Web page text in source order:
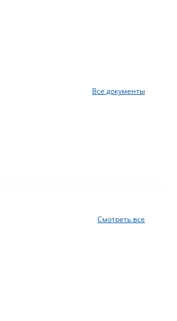
Все документы
Смотреть все